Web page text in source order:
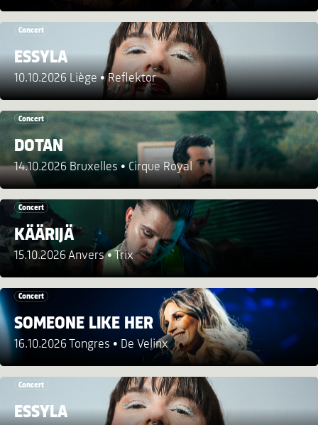
Concert
ESSYLA
10.10.2026 Liège Reflektor
Concert
DOTAN
14.10.2026 Bruxelles Cirque Royal
Concert
KÄÄRIJÄ
15.10.2026 Anvers Trix
Concert
SOMEONE LIKE HER
16.10.2026 Tongres De Velinx
Concert
ESSYLA